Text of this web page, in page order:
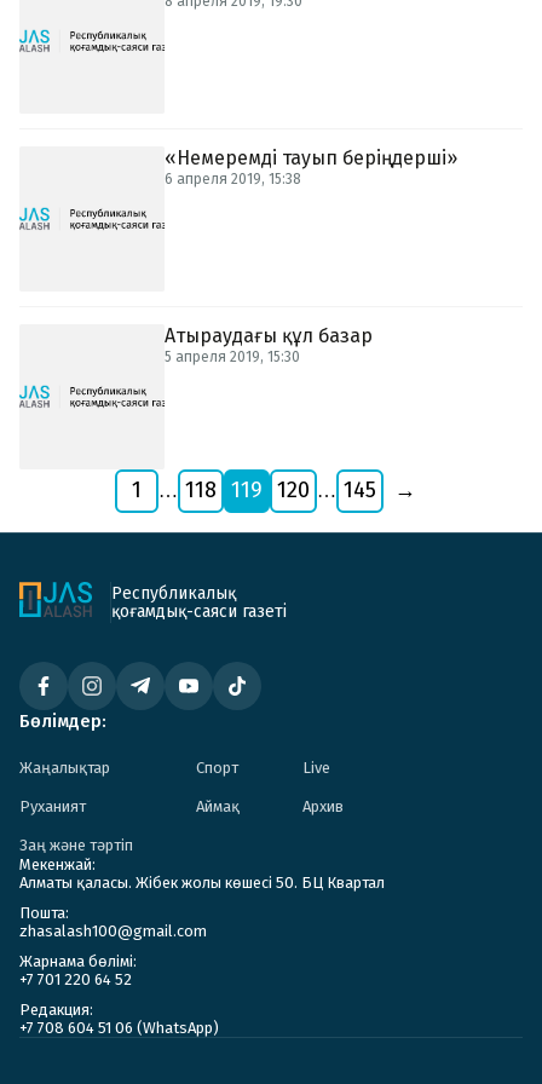
6 апреля 2019, 15:38
«Немеремді тауып беріңдерші»
5 апреля 2019, 15:30
Атыраудағы құл базар
1 … 118 119 120 … 145 →
Республикалық
қоғамдық-саяси газеті
Бөлімдер:
Жаңалықтар Спорт Live
Руханият Аймақ Архив
Заң және тәртіп
Мекенжай:
Алматы қаласы. Жібек жолы көшесі 50. БЦ Квартал
Пошта:
zhasalash100@gmail.com
Жарнама бөлімі:
+7 701 220 64 52
Редакция:
+7 708 604 51 06 (WhatsApp)